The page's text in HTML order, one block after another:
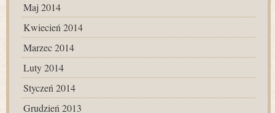
Maj 2014
Kwiecień 2014
Marzec 2014
Luty 2014
Styczeń 2014
Grudzień 2013